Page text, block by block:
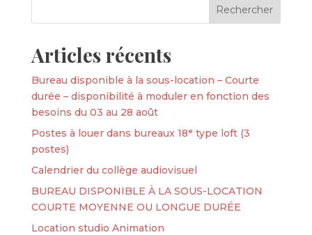
Articles récents
Bureau disponible à la sous-location – Courte
durée – disponibilité à moduler en fonction des
besoins du 03 au 28 août
Postes à louer dans bureaux 18ᵉ type loft (3
postes)
Calendrier du collège audiovisuel
BUREAU DISPONIBLE À LA SOUS-LOCATION
COURTE MOYENNE OU LONGUE DURÉE
Location studio Animation